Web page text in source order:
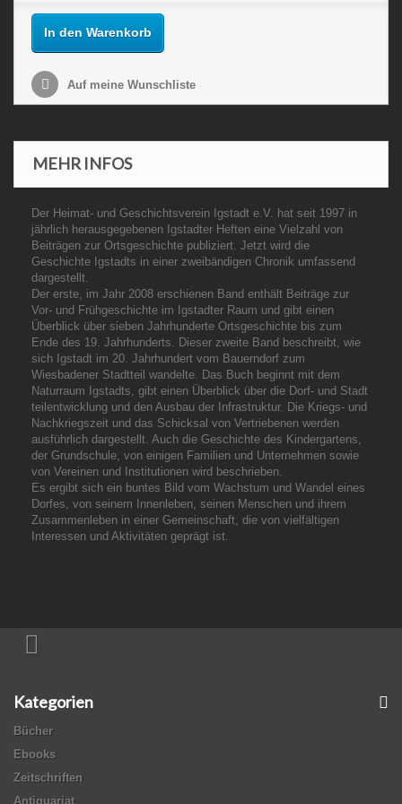
In den Warenkorb
Auf meine Wunschliste
MEHR INFOS
Der Heimat- und Geschichtsverein Igstadt e.V. hat seit 1997 in
jährlich herausgegebenen Igstadter Heften eine Vielzahl von
Beiträgen zur Ortsgeschichte publiziert. Jetzt wird die
Geschichte Igstadts in einer zweibändigen Chronik umfassend
dargestellt.
Der erste, im Jahr 2008 erschienen Band enthält Beiträge zur
Vor- und Frühgeschichte im Igstadter Raum und gibt einen
Überblick über sieben Jahrhunderte Ortsgeschichte bis zum
Ende des 19. Jahrhunderts. Dieser zweite Band beschreibt, wie
sich Igstadt im 20. Jahrhundert vom Bauerndorf zum
Wiesbadener Stadtteil wandelte. Das Buch beginnt mit dem
Naturraum Igstadts, gibt einen Überblick über die Dorf- und Stadt
teilentwicklung und den Ausbau der Infrastruktur. Die Kriegs- und
Nachkriegszeit und das Schicksal von Vertriebenen werden
ausführlich dargestellt. Auch die Geschichte des Kindergartens,
der Grundschule, von einigen Familien und Unternehmen sowie
von Vereinen und Institutionen wird beschrieben.
Es ergibt sich ein buntes Bild vom Wachstum und Wandel eines
Dorfes, von seinem Innenleben, seinen Menschen und ihrem
Zusammenleben in einer Gemeinschaft, die von vielfältigen
Interessen und Aktivitäten geprägt ist.
Kategorien
Bücher
Ebooks
Zeitschriften
Antiquariat